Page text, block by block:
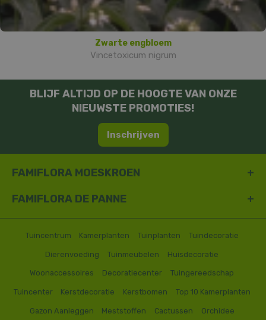
Zwarte engbloem
Vincetoxicum nigrum
BLIJF ALTIJD OP DE HOOGTE VAN ONZE
NIEUWSTE PROMOTIES!
Inschrijven
FAMIFLORA MOESKROEN
FAMIFLORA DE PANNE
Tuincentrum Kamerplanten Tuinplanten Tuindecoratie
Dierenvoeding Tuinmeubelen Huisdecoratie
Woonaccessoires Decoratiecenter Tuingereedschap
Tuincenter Kerstdecoratie Kerstbomen Top 10 Kamerplanten
Gazon Aanleggen Meststoffen Cactussen Orchidee